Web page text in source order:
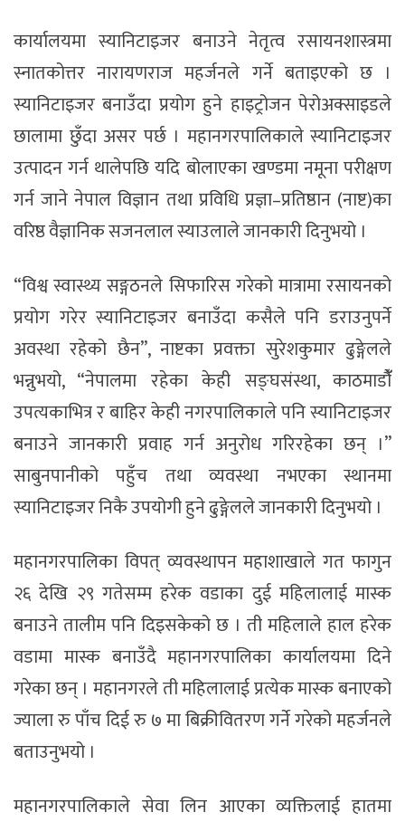
कार्यालयमा स्यानिटाइजर बनाउने नेतृत्व रसायनशास्त्रमा
स्नातकोत्तर नारायणराज महर्जनले गर्ने बताइएको छ ।
स्यानिटाइजर बनाउँदा प्रयोग हुने हाइट्रोजन पेरोअक्साइडले
छालामा छुँदा असर पर्छ । महानगरपालिकाले स्यानिटाइजर
उत्पादन गर्न थालेपछि यदि बोलाएका खण्डमा नमूना परीक्षण
गर्न जाने नेपाल विज्ञान तथा प्रविधि प्रज्ञा–प्रतिष्ठान (नाष्ट)का
वरिष्ठ वैज्ञानिक सजनलाल स्याउलाले जानकारी दिनुभयो ।
“विश्व स्वास्थ्य सङ्गठनले सिफारिस गरेको मात्रामा रसायनको
प्रयोग गरेर स्यानिटाइजर बनाउँदा कसैले पनि डराउनुपर्ने
अवस्था रहेको छैन”, नाष्टका प्रवक्ता सुरेशकुमार ढुङ्गेलले
भन्नुभयो, “नेपालमा रहेका केही सङ्घसंस्था, काठमाडौंँ
उपत्यकाभित्र र बाहिर केही नगरपालिकाले पनि स्यानिटाइजर
बनाउने जानकारी प्रवाह गर्न अनुरोध गरिरहेका छन् ।”
साबुनपानीको पहुँच तथा व्यवस्था नभएका स्थानमा
स्यानिटाइजर निकै उपयोगी हुने ढुङ्गेलले जानकारी दिनुभयो ।
महानगरपालिका विपत् व्यवस्थापन महाशाखाले गत फागुन
२६ देखि २९ गतेसम्म हरेक वडाका दुई महिलालाई मास्क
बनाउने तालीम पनि दिइसकेको छ । ती महिलाले हाल हरेक
वडामा मास्क बनाउँदै महानगरपालिका कार्यालयमा दिने
गरेका छन् । महानगरले ती महिलालाई प्रत्येक मास्क बनाएको
ज्याला रु पाँच दिई रु ७ मा बिक्रीवितरण गर्ने गरेको महर्जनले
बताउनुभयो ।
महानगरपालिकाले सेवा लिन आएका व्यक्तिलाई हातमा